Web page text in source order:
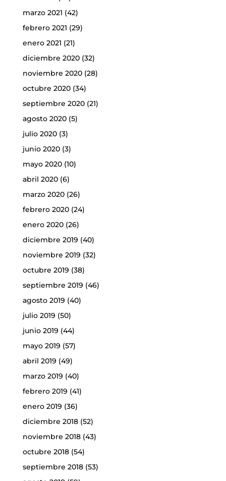
marzo 2021 (42)
febrero 2021 (29)
enero 2021 (21)
diciembre 2020(32)
noviembre 2020(28)
octubre 2020(34)
septiembre 2020(21)
agosto 2020(5)
julio 2020(3)
junio 2020(3)
mayo 2020(10)
abril 2020(6)
marzo 2020(26)
febrero 2020(24)
enero 2020(26)
diciembre 2019 (40)
noviembre 2019 (32)
octubre 2019 (38)
septiembre 2019 (46)
agosto 2019 (40)
julio 2019 (50)
junio 2019 (44)
mayo 2019 (57)
abril 2019 (49)
marzo 2019 (40)
febrero 2019 (41)
enero 2019 (36)
diciembre 2018(52)
noviembre 2018(43)
octubre 2018(54)
septiembre 2018(53)